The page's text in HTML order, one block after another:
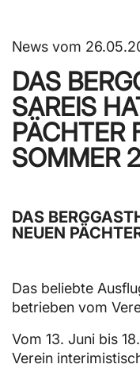
News vom
DAS
SAREIS
PÄCHTER
SOMMER
DAS
NEUEN
Das beliebte
betrieben vom
Vom 13. Juni bis
Verein